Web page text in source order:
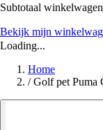
Subtotaal winkelwagen
Bekijk mijn
Loading...
Home
/ Golf pet Puma